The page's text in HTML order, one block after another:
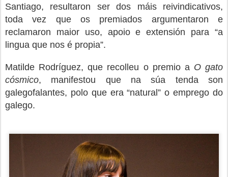
Santiago, resultaron ser dos máis reivindicativos,
toda vez que os premiados argumentaron e
reclamaron maior uso, apoio e extensión para “a
lingua que nos é propia”.
Matilde Rodríguez, que recolleu o premio a O gato
cósmico, manifestou que na súa tenda son
galegofalantes, polo que era “natural” o emprego do
galego.